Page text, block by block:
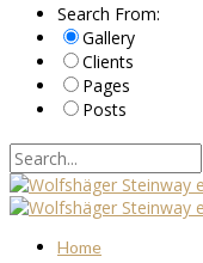
Search From:
Gallery
Clients
Pages
Posts
Home